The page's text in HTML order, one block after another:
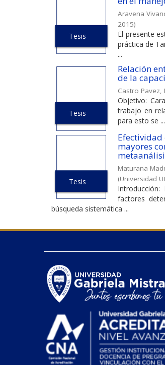
Tesis
Aravena
2015)
El presente
práctica de
...
Tesis
Relación
de la
Castro Pavez,
Objetivo:
trabajo en
para esto se ...
Tesis
mayores
Maturana
(Universidad
factores
búsqueda sistemática ...